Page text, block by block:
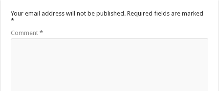
Your email address will not be published. Required fields are marked
*
Comment*